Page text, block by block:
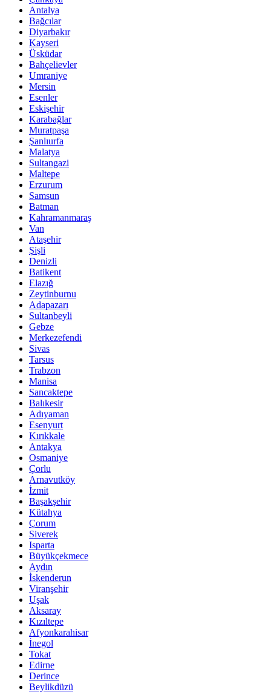
Antalya
Bağcılar
Diyarbakır
Kayseri
Üsküdar
Bahçelievler
Umraniye
Mersin
Esenler
Eskişehir
Karabağlar
Muratpaşa
Şanlıurfa
Malatya
Sultangazi
Maltepe
Erzurum
Samsun
Batman
Kahramanmaraş
Van
Ataşehir
Şişli
Denizli
Batikent
Elazığ
Zeytinburnu
Adapazarı
Sultanbeyli
Gebze
Merkezefendi
Sivas
Tarsus
Trabzon
Manisa
Sancaktepe
Balıkesir
Adıyaman
Esenyurt
Kırıkkale
Antakya
Osmaniye
Çorlu
Arnavutköy
İzmit
Başakşehir
Kütahya
Çorum
Siverek
Isparta
Büyükçekmece
Aydın
İskenderun
Viranşehir
Uşak
Aksaray
Kızıltepe
Afyonkarahisar
İnegol
Tokat
Edirne
Derince
Beylikdüzü